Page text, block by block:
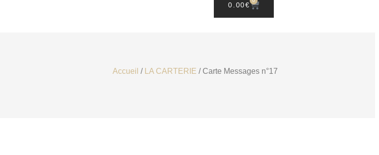
0.00€
Accueil / LA CARTERIE / Carte Messages n°17